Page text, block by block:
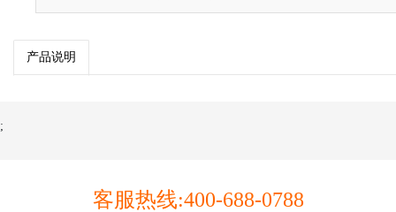
产品说明
;
客服热线:400-688-0788